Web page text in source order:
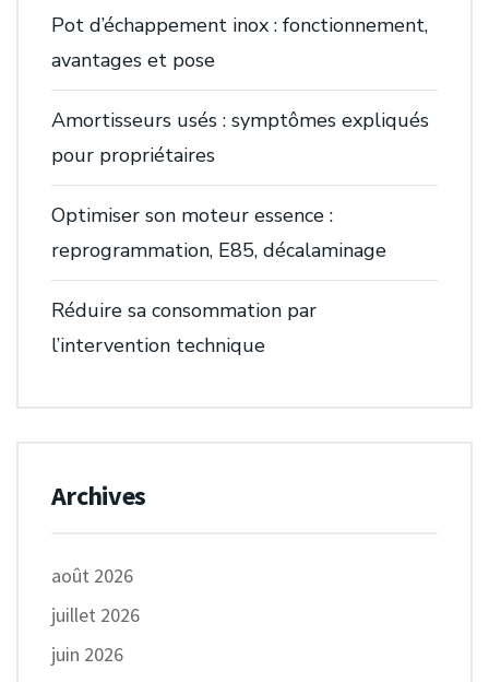
Pot d’échappement inox : fonctionnement,
avantages et pose
Amortisseurs usés : symptômes expliqués
pour propriétaires
Optimiser son moteur essence :
reprogrammation, E85, décalaminage
Réduire sa consommation par
l’intervention technique
Archives
août 2026
juillet 2026
juin 2026